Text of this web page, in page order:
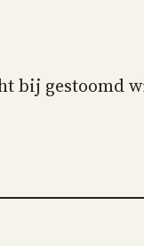
bij gestoomd